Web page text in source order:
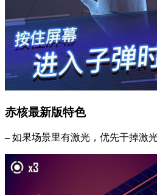
赤核最新版特色
– 如果场景里有激光，优先干掉激